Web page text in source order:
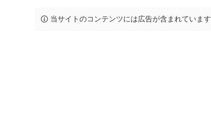
当サイトのコンテンツには広告が含まれています